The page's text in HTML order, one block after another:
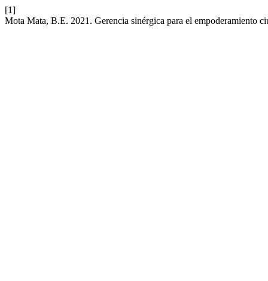
[1]
Mota Mata, B.E. 2021. Gerencia sinérgica para el empoderamiento